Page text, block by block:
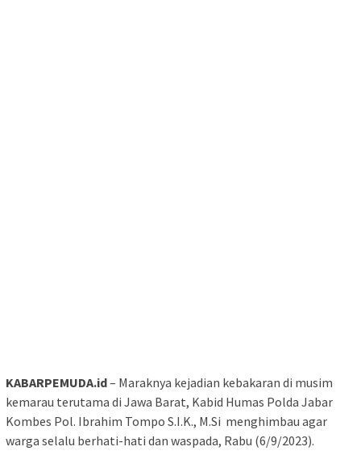
KABARPEMUDA.id– Maraknya kejadian kebakaran di musim
kemarau terutama di Jawa Barat, Kabid Humas Polda Jabar
Kombes Pol. Ibrahim Tompo S.I.K., M.Si menghimbau agar
warga selalu berhati-hati dan waspada, Rabu (6/9/2023).